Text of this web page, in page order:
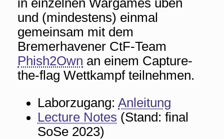
in einzelnen Wargames üben
und (mindestens) einmal
gemeinsam mit dem
Bremerhavener CtF-Team
Phish2Own an einem Capture-
the-flag Wettkampf teilnehmen.
Laborzugang:Anleitung
Lecture Notes (Stand: final
SoSe 2023)